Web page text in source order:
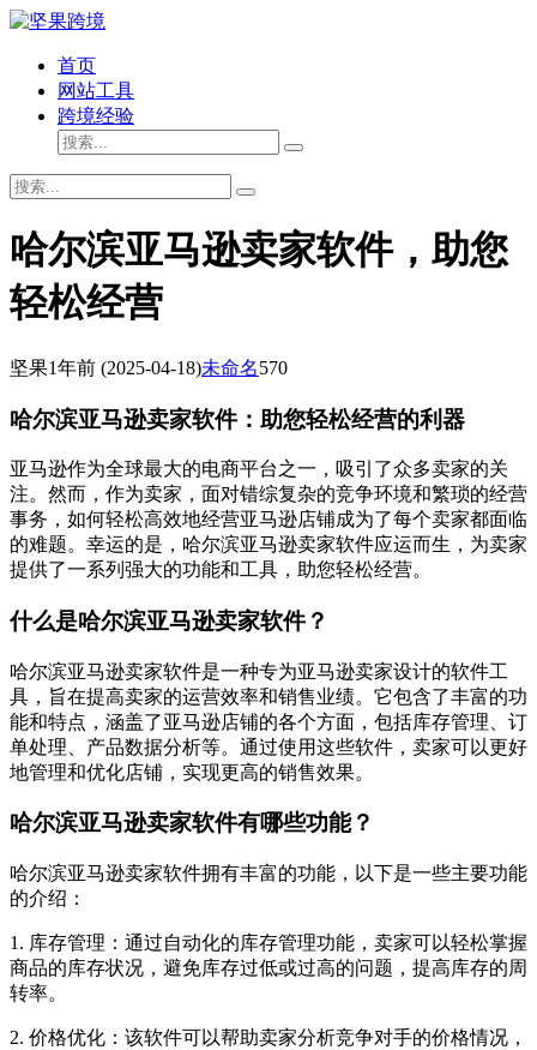
首页
网站工具
跨境经验
哈尔滨亚马逊卖家软件，助您
轻松经营
坚果1年前 (2025-04-18)未命名570
哈尔滨亚马逊卖家软件：助您轻松经营的利器
亚马逊作为全球最大的电商平台之一，吸引了众多卖家的关
注。然而，作为卖家，面对错综复杂的竞争环境和繁琐的经营
事务，如何轻松高效地经营亚马逊店铺成为了每个卖家都面临
的难题。幸运的是，哈尔滨亚马逊卖家软件应运而生，为卖家
提供了一系列强大的功能和工具，助您轻松经营。
什么是哈尔滨亚马逊卖家软件？
哈尔滨亚马逊卖家软件是一种专为亚马逊卖家设计的软件工
具，旨在提高卖家的运营效率和销售业绩。它包含了丰富的功
能和特点，涵盖了亚马逊店铺的各个方面，包括库存管理、订
单处理、产品数据分析等。通过使用这些软件，卖家可以更好
地管理和优化店铺，实现更高的销售效果。
哈尔滨亚马逊卖家软件有哪些功能？
哈尔滨亚马逊卖家软件拥有丰富的功能，以下是一些主要功能
的介绍：
1. 库存管理：通过自动化的库存管理功能，卖家可以轻松掌握
商品的库存状况，避免库存过低或过高的问题，提高库存的周
转率。
2. 价格优化：该软件可以帮助卖家分析竞争对手的价格情况，